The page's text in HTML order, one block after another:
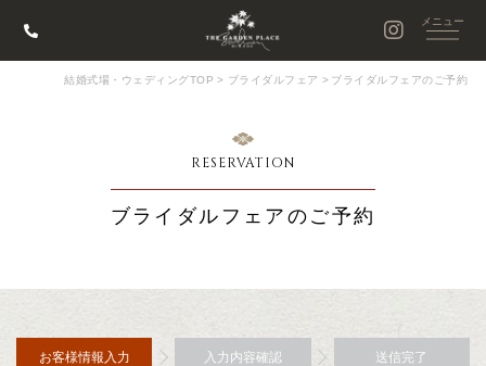
結婚式場・ウェディングTOP > ブライダルフェア > ブライダルフェアのご予約
RESERVATION
ブライダルフェアのご予約
お客様情報入力 入力内容確認 送信完了